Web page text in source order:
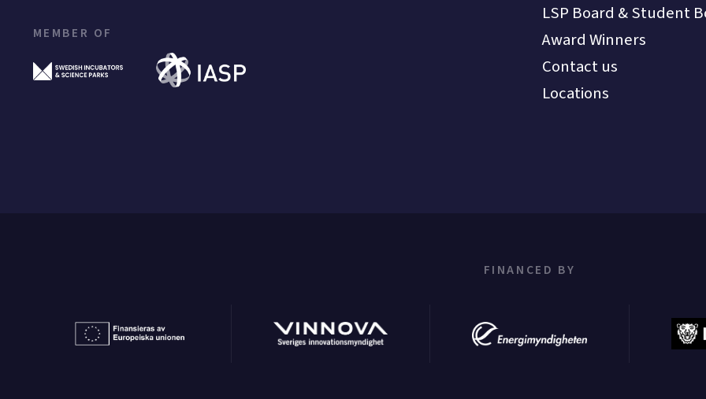
MEMBER OF
LSP Board & Student
Award Winners
Contact us
Locations
FINANCED BY